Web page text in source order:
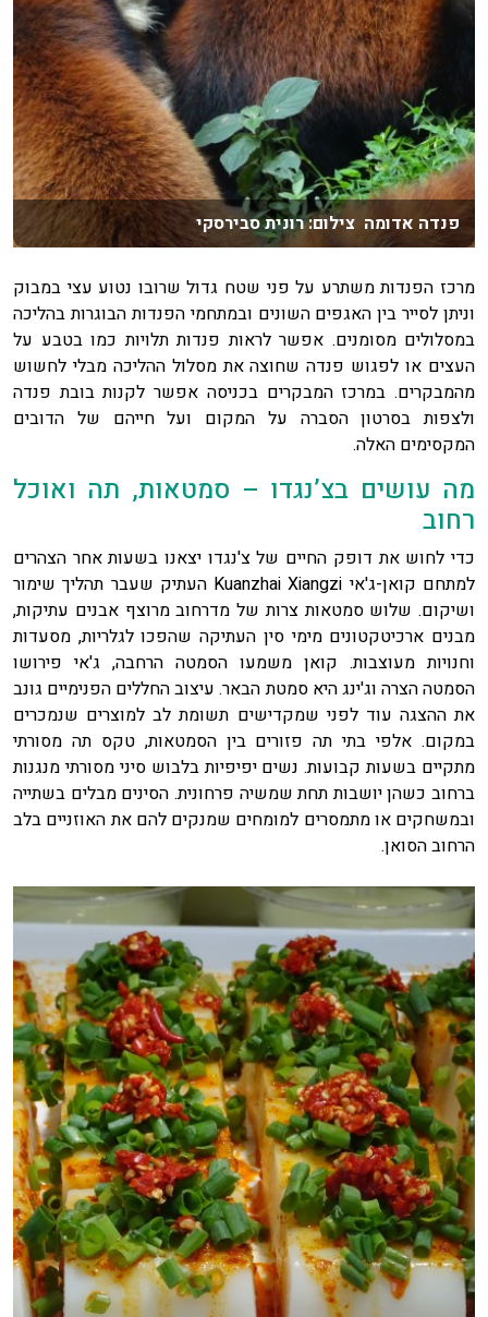
פנדה אדומה צילום: רונית סבירסקי
מרכז הפנדות משתרע על פני שטח גדול שרובו נטוע עצי במבוק
וניתן לסייר בין האגפים השונים ובמתחמי הפנדות הבוגרות בהליכה
במסלולים מסומנים. אפשר לראות פנדות תלויות כמו בטבע על
העצים או לפגוש פנדה שחוצה את מסלול ההליכה מבלי לחשוש
מהמבקרים. במרכז המבקרים בכניסה אפשר לקנות בובת פנדה
ולצפות בסרטון הסברה על המקום ועל חייהם של הדובים
המקסימים האלה.
מה עושים בצ’נגדו – סמטאות, תה ואוכל
רחוב
כדי לחוש את דופק החיים של צ'נגדו יצאנו בשעות אחר הצהרים
למתחם קואן-ג'אי Kuanzhai Xiangzi העתיק שעבר תהליך שימור
ושיקום. שלוש סמטאות צרות של מדרחוב מרוצף אבנים עתיקות,
מבנים ארכיטקטונים מימי סין העתיקה שהפכו לגלריות, מסעדות
וחנויות מעוצבות. קואן משמעו הסמטה הרחבה, ג'אי פירושו
הסמטה הצרה וג'ינג היא סמטת הבאר. עיצוב החללים הפנימיים גונב
את ההצגה עוד לפני שמקדישים תשומת לב למוצרים שנמכרים
במקום. אלפי בתי תה פזורים בין הסמטאות, טקס תה מסורתי
מתקיים בשעות קבועות. נשים יפיפיות בלבוש סיני מסורתי מנגנות
ברחוב כשהן יושבות תחת שמשיה פרחונית. הסינים מבלים בשתייה
ובמשחקים או מתמסרים למומחים שמנקים להם את האוזניים בלב
הרחוב הסואן.